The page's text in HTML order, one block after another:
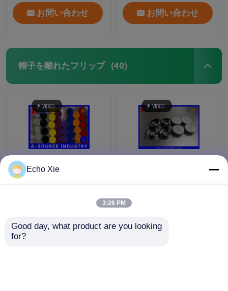
お問い合わせ お問い合わせ
帽子を離れたフリップ (40)
プラスチック透明で白
く明確なフリップ上の
れて、弾きます
ISOの承認の紫色20mm
た薬剤10mlびんフリッ
プ
Echo Xie
3:26 PM
Good day, what product are you looking
for?